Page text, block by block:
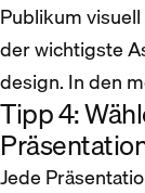
Publikum
der wichtigste
design. In den
Tipp 4:
Jede